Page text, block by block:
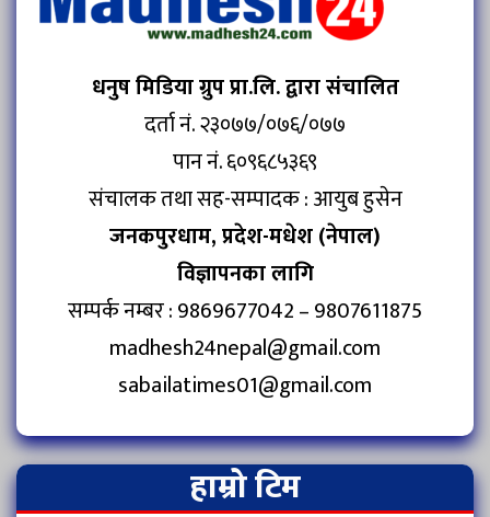
धनुष मिडिया ग्रुप प्रा.लि. द्वारा संचालित
दर्ता नं. २३०७७/०७६/०७७
पान नं. ६०९६८५३६९
संचालक तथा सह-सम्पादक : आयुब हुसेन
जनकपुरधाम, प्रदेश-मधेश (नेपाल)
विज्ञापनका लागि
सम्पर्क नम्बर : 9869677042 – 9807611875
madhesh24nepal@gmail.com
sabailatimes01@gmail.com
हाम्रो टिम